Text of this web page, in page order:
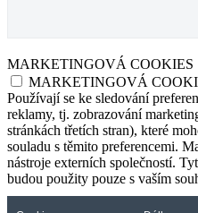
MARKETINGOVÁ COOKIES
MARKETINGOVÁ
Používají se ke sledování
reklamy, tj. zobrazování
stránkách třetích stran), které
souladu s těmito preferencemi.
nástroje externích společností.
budou použity pouze s vaším